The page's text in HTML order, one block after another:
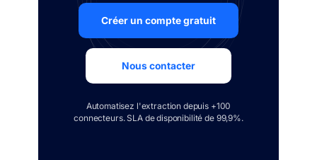
Créer un compte gratuit
Nous contacter
Automatisez l'extraction depuis +100
connecteurs. SLA de disponibilité de 99,9%.